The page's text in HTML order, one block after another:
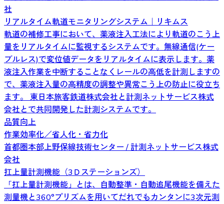
社
リアルタイム軌道モニタリングシステム｜リキムス
軌道の補修工事において、薬液注入工法により軌道のこう上
量をリアルタイムに監視するシステムです。無線通信(ケー
ブルレス)で変位値データをリアルタイムに表示します。薬
液注入作業を中断することなくレールの高低を計測しますの
で、薬液注入量の高精度の調整や異常こう上の防止に役立ち
ます。 東日本旅客鉄道株式会社と計測ネットサービス株式
会社とで共同開発した計測システムです。
品質向上
作業効率化／省人化・省力化
首都圏本部上野保線技術センター / 計測ネットサービス株式
会社
扛上量計測機能（3Ｄステーションズ）
「扛上量計測機能」とは、自動整準・自動追尾機能を備えた
測量機と360°プリズムを用いてだれでもカンタンに3次元測